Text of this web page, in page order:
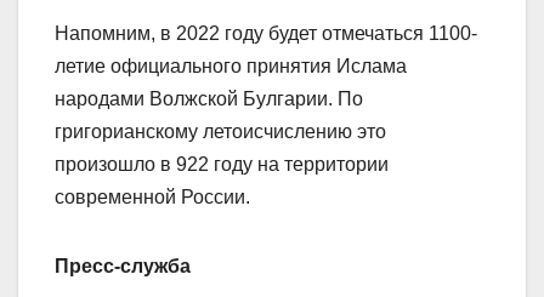
Напомним, в 2022 году будет отмечаться 1100-
летие официального принятия Ислама
народами Волжской Булгарии. По
григорианскому летоисчислению это
произошло в 922 году на территории
современной России.
Пресс-служба